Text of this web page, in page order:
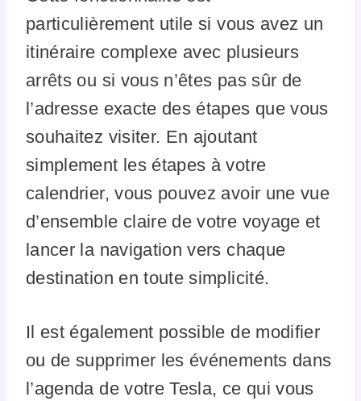
particulièrement utile si vous avez un
itinéraire complexe avec plusieurs
arrêts ou si vous n’êtes pas sûr de
l’adresse exacte des étapes que vous
souhaitez visiter. En ajoutant
simplement les étapes à votre
calendrier, vous pouvez avoir une vue
d’ensemble claire de votre voyage et
lancer la navigation vers chaque
destination en toute simplicité.
Il est également possible de modifier
ou de supprimer les événements dans
l’agenda de votre Tesla, ce qui vous